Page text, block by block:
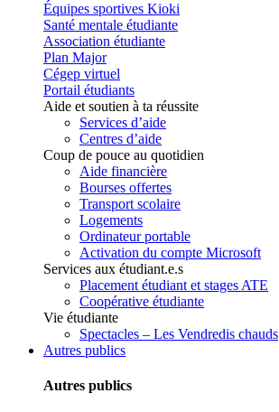
Équipes sportives Kioki
Santé mentale étudiante
Association étudiante
Plan Major
Cégep virtuel
Portail étudiants
Aide et soutien à ta réussite
Services d’aide
Centres d’aide
Coup de pouce au quotidien
Aide financière
Bourses offertes
Transport scolaire
Logements
Ordinateur portable
Activation du compte Microsoft
Services aux étudiant.e.s
Placement étudiant et stages ATE
Coopérative étudiante
Vie étudiante
Spectacles – Les Vendredis chauds
Autres publics
Autres publics